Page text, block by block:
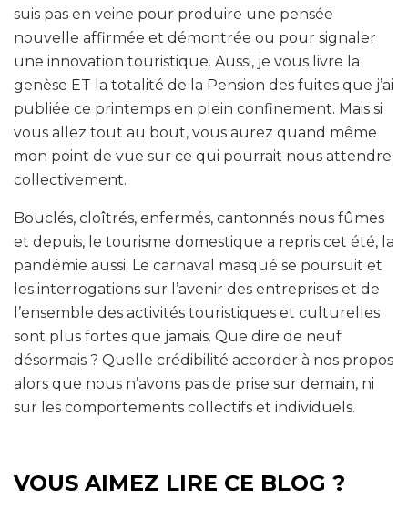
suis pas en veine pour produire une pensée
nouvelle affirmée et démontrée ou pour signaler
une innovation touristique. Aussi, je vous livre la
genèse ET la totalité de la Pension des fuites que j’ai
publiée ce printemps en plein confinement. Mais si
vous allez tout au bout, vous aurez quand même
mon point de vue sur ce qui pourrait nous attendre
collectivement.
Bouclés, cloîtrés, enfermés, cantonnés nous fûmes
et depuis, le tourisme domestique a repris cet été, la
pandémie aussi. Le carnaval masqué se poursuit et
les interrogations sur l’avenir des entreprises et de
l’ensemble des activités touristiques et culturelles
sont plus fortes que jamais. Que dire de neuf
désormais ? Quelle crédibilité accorder à nos propos
alors que nous n’avons pas de prise sur demain, ni
sur les comportements collectifs et individuels.
VOUS AIMEZ LIRE CE BLOG ?